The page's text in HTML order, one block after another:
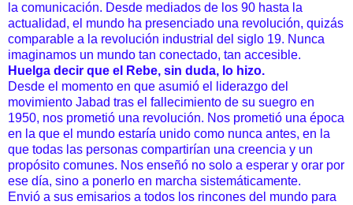
la comunicación. Desde mediados de los 90 hasta la
actualidad, el mundo ha presenciado una revolución, quizás
comparable a la revolución industrial del siglo 19. Nunca
imaginamos un mundo tan conectado, tan accesible.
Huelga decir que el Rebe, sin duda, lo hizo.
Desde el momento en que asumió el liderazgo del
movimiento Jabad tras el fallecimiento de su suegro en
1950, nos prometió una revolución. Nos prometió una época
en la que el mundo estaría unido como nunca antes, en la
que todas las personas compartirían una creencia y un
propósito comunes. Nos enseñó no solo a esperar y orar por
ese día, sino a ponerlo en marcha sistemáticamente.
Envió a sus emisarios a todos los rincones del mundo para